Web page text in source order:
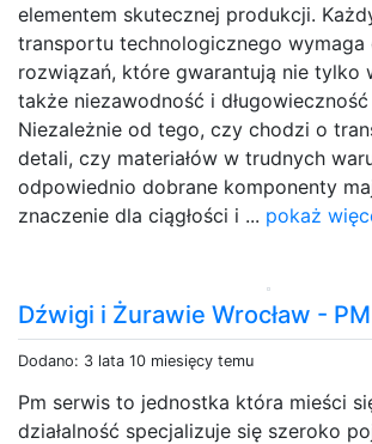
elementem skutecznej produkcji.
transportu technologicznego wymaga
rozwiązań, które gwarantują nie tylko
także niezawodność i
Niezależnie od tego, czy chodzi o
detali, czy materiałów w trudnych
odpowiednio dobrane komponenty
znaczenie dla ciągłości i ... pokaż
Dźwigi i Żurawie Wrocław -
Dodano: 3 lata 10 miesięcy temu
Pm serwis to jednostka która mieści
działalność specjalizuje się szeroko